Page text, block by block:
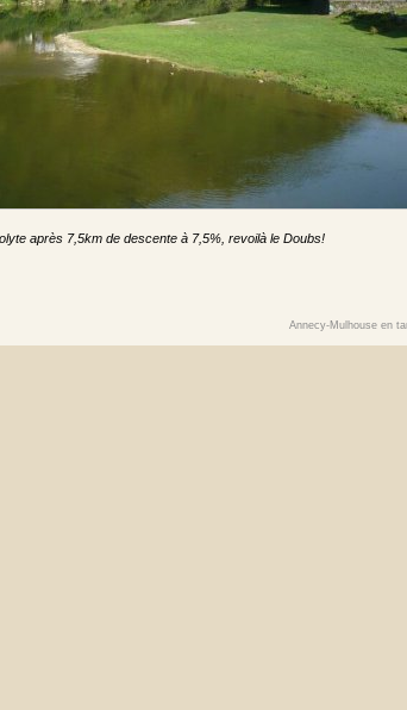
après 7,5km de descente à 7,5%, revoilà le Doubs!
Annecy-Mulhouse en